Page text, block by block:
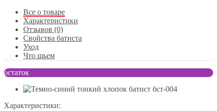
Все о товаре
Характеристики
Отзывов (0)
Свойства батиста
Уход
Что шьем
остаток
Характеристики: